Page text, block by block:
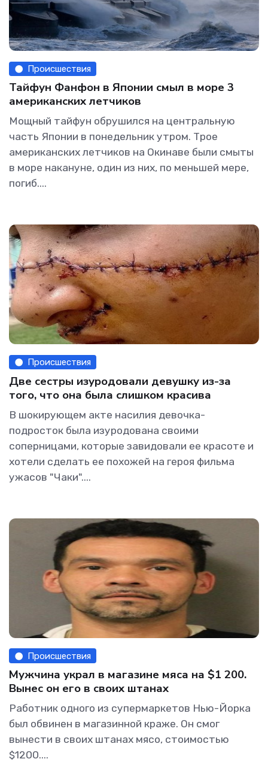
Происшествия
Тайфун Фанфон в Японии смыл в море 3
американских летчиков
Мощный тайфун обрушился на центральную
часть Японии в понедельник утром. Трое
американских летчиков на Окинаве были смыты
в море накануне, один из них, по меньшей мере,
погиб....
Происшествия
Две сестры изуродовали девушку из-за
того, что она была слишком красива
В шокирующем акте насилия девочка-
подросток была изуродована своими
соперницами, которые завидовали ее красоте и
хотели сделать ее похожей на героя фильма
ужасов "Чаки"....
Происшествия
Мужчина украл в магазине мяса на $1 200.
Вынес он его в своих штанах
Работник одного из супермаркетов Нью-Йорка
был обвинен в магазинной краже. Он смог
вынести в своих штанах мясо, стоимостью
$1200....